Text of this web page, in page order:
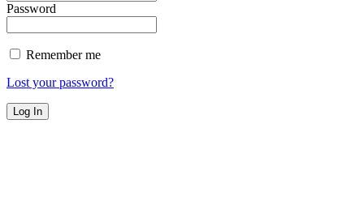
Password
Remember me
Lost your password?